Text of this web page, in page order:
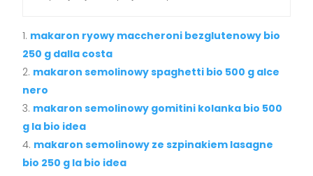
makaron ryowy maccheroni bezglutenowy bio
250 g dalla costa
makaron semolinowy spaghetti bio 500 g alce
nero
makaron semolinowy gomitini kolanka bio 500
g la bio idea
makaron semolinowy ze szpinakiem lasagne
bio 250 g la bio idea